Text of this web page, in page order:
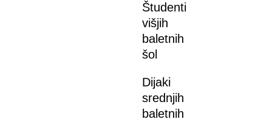
Študenti
višjih
baletnih
šol
Dijaki
srednjih
baletnih